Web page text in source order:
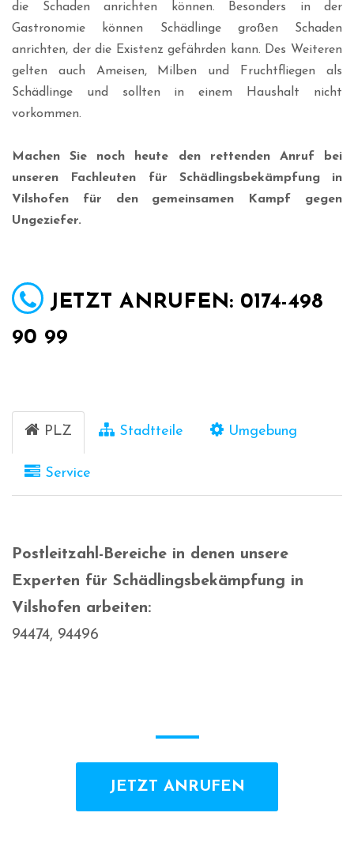
die Schaden anrichten können. Besonders in der
Gastronomie können Schädlinge großen Schaden
anrichten, der die Existenz gefährden kann. Des Weiteren
gelten auch Ameisen, Milben und Fruchtfliegen als
Schädlinge und sollten in einem Haushalt nicht
vorkommen.
Machen Sie noch heute den rettenden Anruf bei
unseren Fachleuten für Schädlingsbekämpfung in
Vilshofen für den gemeinsamen Kampf gegen
Ungeziefer.
JETZT ANRUFEN: 0174-498
90 99
PLZ Stadtteile Umgebung
Service
Postleitzahl-Bereiche in denen unsere
Experten für Schädlingsbekämpfung in
Vilshofen arbeiten:
94474, 94496
JETZT ANRUFEN